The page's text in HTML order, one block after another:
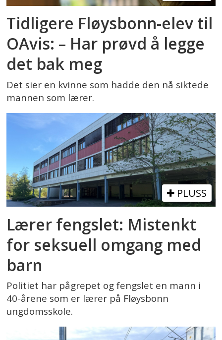
Tidligere Fløysbonn-elev til
OAvis: – Har prøvd å legge
det bak meg
Det sier en kvinne som hadde den nå siktede
mannen som lærer.
PLUSS
Lærer fengslet: Mistenkt
for seksuell omgang med
barn
Politiet har pågrepet og fengslet en mann i
40-årene som er lærer på Fløysbonn
ungdomsskole.